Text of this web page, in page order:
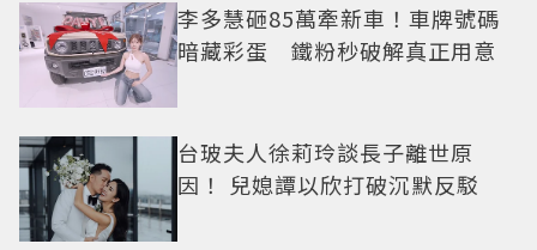
李多慧砸85萬牽新車！車牌號碼
暗藏彩蛋 鐵粉秒破解真正用意
台玻夫人徐莉玲談長子離世原
因！ 兒媳譚以欣打破沉默反駁